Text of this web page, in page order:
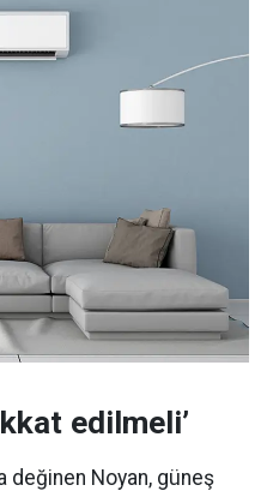
edilmeli’
değinen Noyan, güneş